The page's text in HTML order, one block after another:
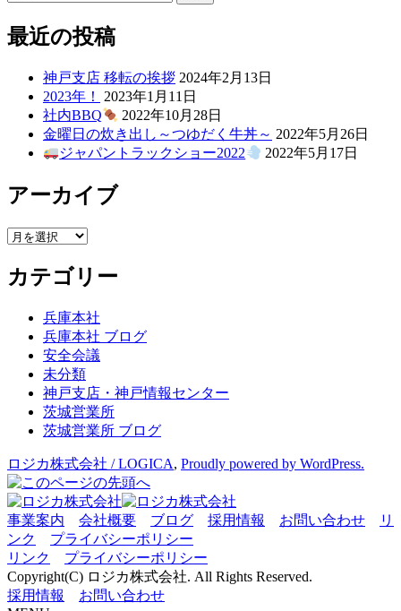
最近の投稿
神戸支店 移転の挨拶 2024年2月13日
2023年！
2023年1月11日
社内BBQ
2022年10月28日
金曜日の炊き出し～つゆだく牛丼～ 2022年5月26日
ジャパントラックショー2022
2022年5月17日
アーカイブ
ア
カ
イ
カテゴリー
兵庫本社
兵庫本社 ブログ
安全会議
未分類
神戸支店・神戸情報センター
茨城営業所
茨城営業所 ブログ
ロジカ株式会社 / LOGICA, Proudly powered by WordPress.
事業案内 会社概要 ブログ 採用情報 お問い合わせ
リ
ンク
プライバシーポリシー
リンク
プライバシーポリシー
Copyright(C) ロジカ株式会社. All Rights Reserved.
採用情報
お問い合わせ